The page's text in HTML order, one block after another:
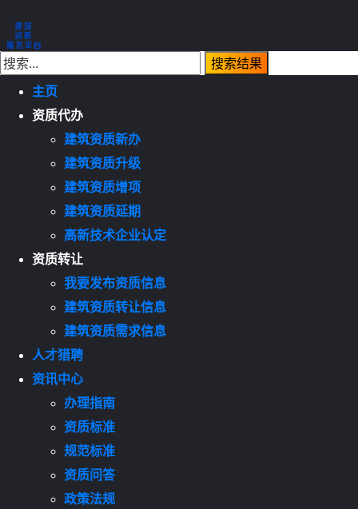
主页
资质代办
建筑资质新办
建筑资质升级
建筑资质增项
建筑资质延期
高新技术企业认定
资质转让
我要发布资质信息
建筑资质转让信息
建筑资质需求信息
人才猎聘
资讯中心
办理指南
资质标准
规范标准
资质问答
政策法规